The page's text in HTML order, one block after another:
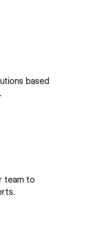
based
team to